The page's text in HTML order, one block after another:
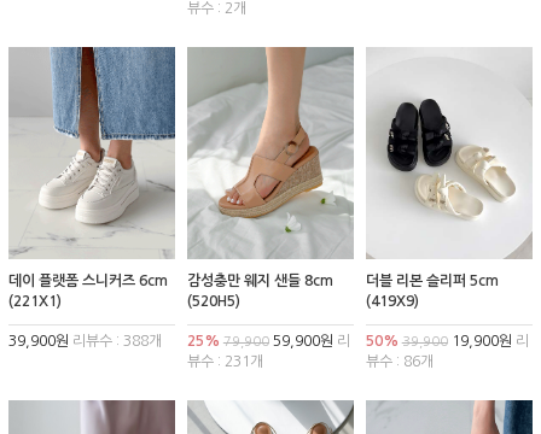
뷰수 : 2개
데이 플랫폼 스니커즈 6cm
(221X1)
39,900원 리뷰수 : 388개
감성충만 웨지 샌들 8cm
(520H5)
25% 79,90059,900원 리
뷰수 : 231개
더블 리본 슬리퍼 5cm
(419X9)
50% 39,90019,900원 리
뷰수 : 86개